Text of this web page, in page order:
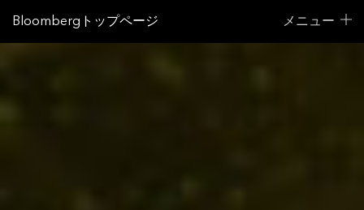
Bloombergトップページ メニュー